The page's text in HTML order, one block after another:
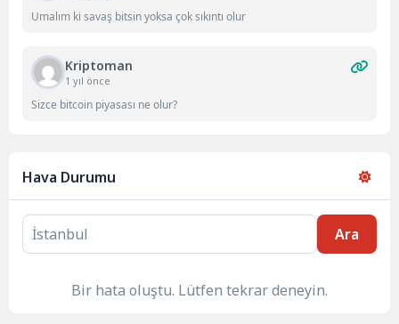
Umalım ki savaş bitsin yoksa çok sıkıntı olur
Kriptoman
1 yıl önce
Sizce bitcoin piyasası ne olur?
Hava Durumu
Ara
Bir hata oluştu. Lütfen tekrar deneyin.